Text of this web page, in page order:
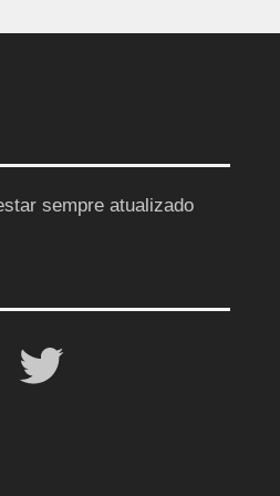
sempre atualizado
Twitter